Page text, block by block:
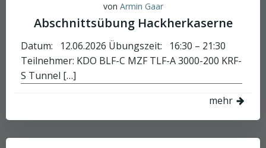
von Armin Gaar
Abschnittsübung Hackherkaserne
Datum: 12.06.2026 Übungszeit: 16:30 – 21:30
Teilnehmer: KDO BLF-C MZF TLF-A 3000-200 KRF-
S Tunnel […]
mehr